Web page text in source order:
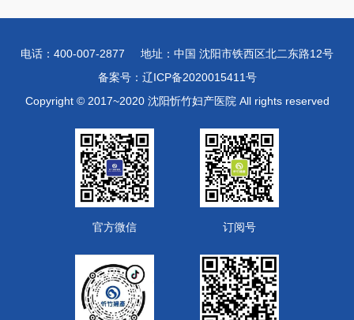
电话：400-007-2877
地址：中国 沈阳市铁西区北二东路12号
备案号：辽ICP备2020015411号
Copyright © 2017~2020 沈阳忻竹妇产医院 All rights reserved
官方微信 订阅号